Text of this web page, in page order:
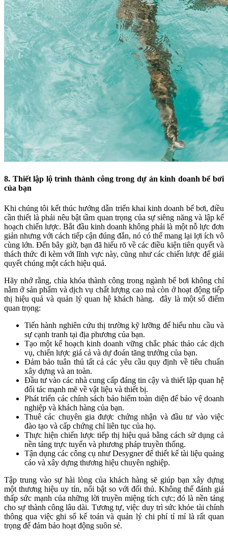
8. Thiết lập lộ trình thành công trong dự án kinh doanh bể bơi
của bạn
Khi chúng tôi kết thúc hướng dẫn triển khai kinh doanh bể bơi, điều
cần thiết là phải nêu bật tầm quan trọng của sự siêng năng và lập kế
hoạch chiến lược. Bắt đầu kinh doanh không phải là một nỗ lực đơn
giản nhưng với cách tiếp cận đúng đắn, nó có thể mang lại lợi ích vô
cùng lớn. Đến bây giờ, bạn đã hiểu rõ về các điều kiện tiên quyết và
thách thức đi kèm với lĩnh vực này, cũng như các chiến lược để giải
quyết chúng một cách hiệu quả.
Hãy nhớ rằng, chìa khóa thành công trong ngành bể bơi không chỉ
nằm ở sản phẩm và dịch vụ chất lượng cao mà còn ở hoạt động tiếp
thị hiệu quả và quản lý quan hệ khách hàng. đây là một số điểm
quan trọng:
Tiến hành nghiên cứu thị trường kỹ lưỡng để hiểu nhu cầu và
sự cạnh tranh tại địa phương của bạn.
Tạo một kế hoạch kinh doanh vững chắc phác thảo các dịch
vụ, chiến lược giá cả và dự đoán tăng trưởng của bạn.
Đảm bảo tuân thủ tất cả các yêu cầu quy định về tiêu chuẩn
xây dựng và an toàn.
Đầu tư vào các nhà cung cấp đáng tin cậy và thiết lập quan hệ
đối tác mạnh mẽ về vật liệu và thiết bị.
Phát triển các chính sách bảo hiểm toàn diện để bảo vệ doanh
nghiệp và khách hàng của bạn.
Thuê các chuyên gia được chứng nhận và đầu tư vào việc
đào tạo và cấp chứng chỉ liên tục của họ.
Thực hiện chiến lược tiếp thị hiệu quả bằng cách sử dụng cả
nền tảng trực tuyến và phương pháp truyền thống.
Tận dụng các công cụ như Desygner để thiết kế tài liệu quảng
cáo và xây dựng thương hiệu chuyên nghiệp.
Tập trung vào sự hài lòng của khách hàng sẽ giúp bạn xây dựng
một thương hiệu uy tín, nổi bật so với đối thủ. Không thể đánh giá
thấp sức mạnh của những lời truyền miệng tích cực; đó là nền tảng
cho sự thành công lâu dài. Tương tự, việc duy trì sức khỏe tài chính
thông qua việc ghi sổ kế toán và quản lý chi phí tỉ mỉ là rất quan
trọng để đảm bảo hoạt động suôn sẻ.